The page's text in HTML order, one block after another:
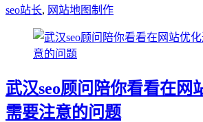
seo站长, 网站地图制作
武汉seo顾问陪你看看在网
需要注意的问题